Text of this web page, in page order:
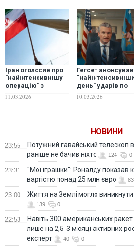
Іран оголосив про
"найінтенсивнішу
операцію" з
11.03.2026
Гегсет анонсував
день" ударів по
10.03.2026
НОВИНИ
23:55
Потужний гавайський телескоп
раніше не бачив ніхто
124 0
23:31
"Мої іграшки": Роналду показав
вартістю понад 25 млн євро
83
23:00 Життя на Землі могло виникнути
139 0
22:53
Навіть 300 американських ракет
лише на 2,5-3 місяці активних
експерт
40 0